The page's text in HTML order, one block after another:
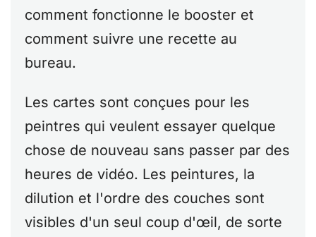
comment fonctionne le booster et
comment suivre une recette au
bureau.
Les cartes sont conçues pour les
peintres qui veulent essayer quelque
chose de nouveau sans passer par des
heures de vidéo. Les peintures, la
dilution et l'ordre des couches sont
visibles d'un seul coup d'œil, de sorte